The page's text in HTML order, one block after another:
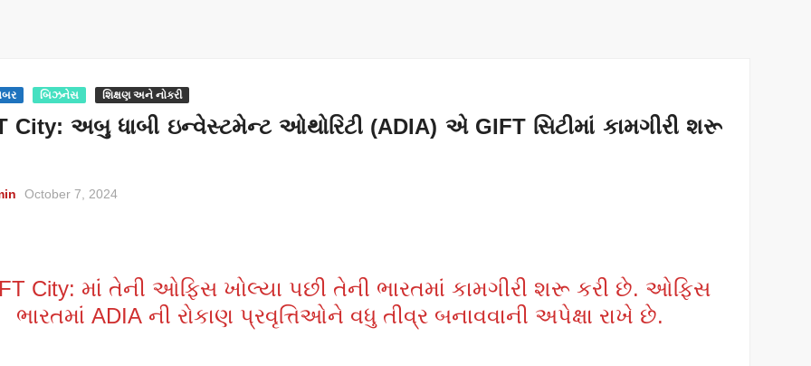
બિઝનેસ શિક્ષણ અને નોકરી
City: અબુ ધાબી ઇન્વેસ્ટમેન્ટ ઓથોરિટી (ADIA) એ GIFT સિટીમાં કામગીરી શરૂ
October 7, 2024
City: માં તેની ઓફિસ ખોલ્યા પછી તેની ભારતમાં કામગીરી શરૂ કરી છે. ઓફિસ
ભારતમાં ADIA ની રોકાણ પ્રવૃત્તિઓને વધુ તીવ્ર બનાવવાની અપેક્ષા રાખે છે.